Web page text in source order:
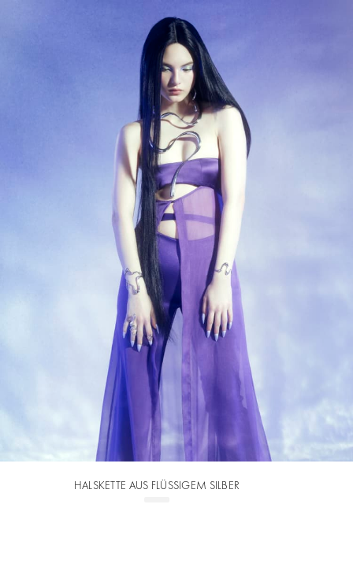
HALSKETTE AUS FLÜSSIGEM SILBER